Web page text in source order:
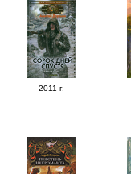
2011 г.